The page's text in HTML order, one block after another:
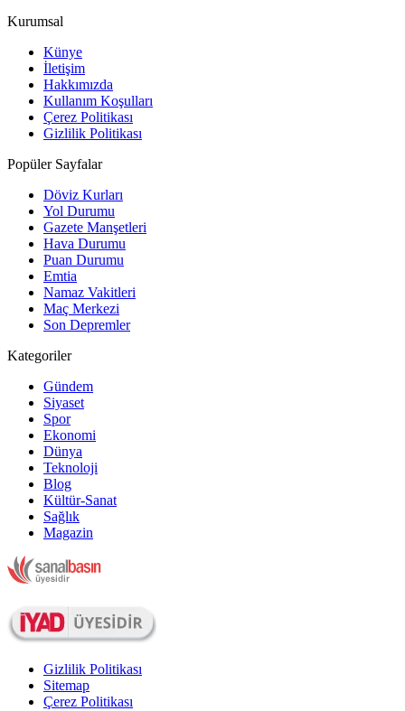
Kurumsal
Künye
İletişim
Hakkımızda
Kullanım Koşulları
Çerez Politikası
Gizlilik Politikası
Popüler Sayfalar
Döviz Kurları
Yol Durumu
Gazete Manşetleri
Hava Durumu
Puan Durumu
Emtia
Namaz Vakitleri
Maç Merkezi
Son Depremler
Kategoriler
Gündem
Siyaset
Spor
Ekonomi
Dünya
Teknoloji
Blog
Kültür-Sanat
Sağlık
Magazin
Gizlilik Politikası
Sitemap
Çerez Politikası